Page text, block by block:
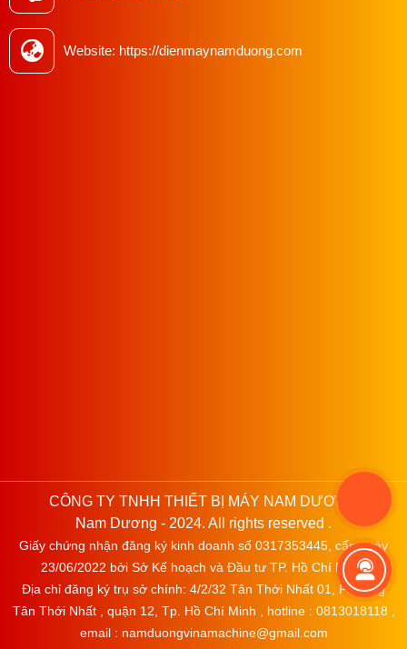
Website: https://dienmaynamduong.com
CÔNG TY TNHH THIẾT BỊ MÁY NAM DƯƠNG
Nam Dương - 2024. All rights reserved .
Giấy chứng nhận đăng ký kinh doanh số 0317353445, cấp ngày
23/06/2022 bởi Sở Kế hoạch và Đầu tư TP. Hồ Chí Minh.
Địa chỉ đăng ký trụ sở chính: 4/2/32 Tân Thới Nhất 01, Phường
Tân Thới Nhất , quận 12, Tp. Hồ Chí Minh , hotline : 0813018118 ,
email : namduongvinamachine@gmail.com